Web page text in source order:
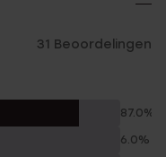
31 Beoordelingen
87.0%
6.0%